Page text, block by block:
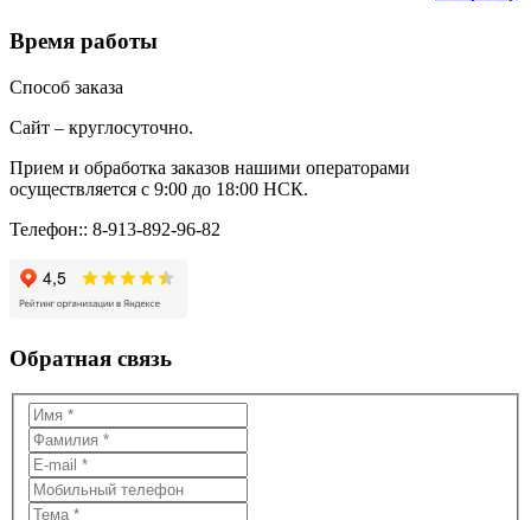
Время работы
Способ заказа
Сайт – круглосуточно.
Прием и обработка заказов нашими операторами
осуществляется с 9:00 до 18:00 НСК.
Телефон:: 8-913-892-96-82
Обратная связь